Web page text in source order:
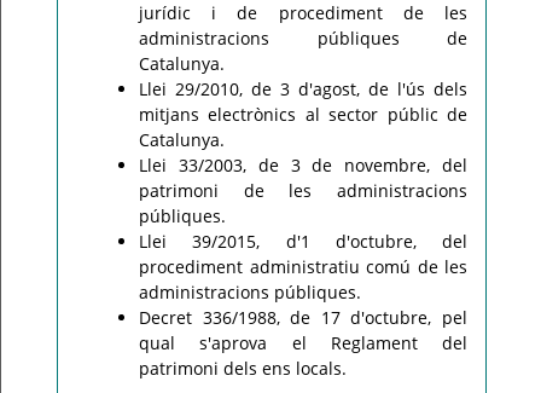
jurídic i de procediment de les
administracions públiques de
Catalunya.
Llei 29/2010, de 3 d'agost, de l'ús dels
mitjans electrònics al sector públic de
Catalunya.
Llei 33/2003, de 3 de novembre, del
patrimoni de les administracions
públiques.
Llei 39/2015, d'1 d'octubre, del
procediment administratiu comú de les
administracions públiques.
Decret 336/1988, de 17 d'octubre, pel
qual s'aprova el Reglament del
patrimoni dels ens locals.